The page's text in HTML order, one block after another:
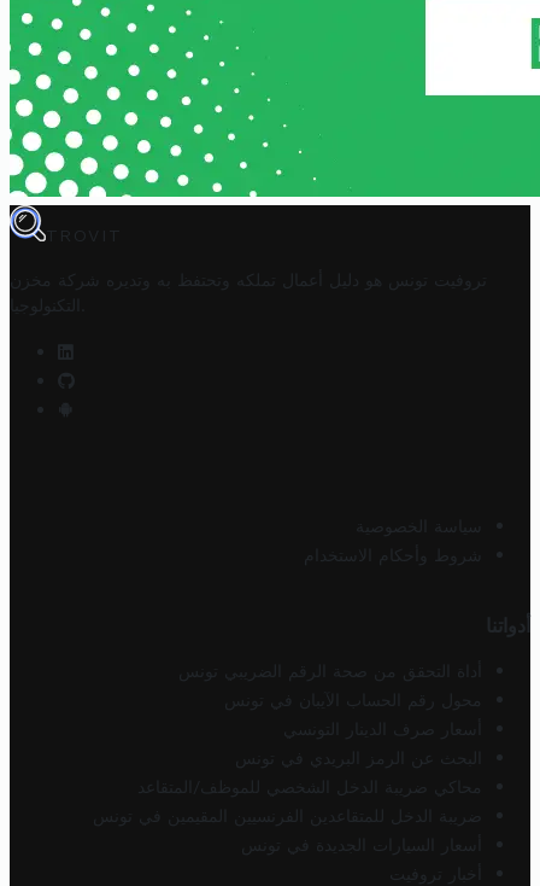
TROVIT
تروفيت تونس هو دليل أعمال تملكه وتحتفظ به وتديره
شركة مخزن
التكنولوجيا
سياسة الخصوصية
شروط وأحكام الاستخدام
أدواتنا
أداة التحقق من صحة الرقم الضريبي تونس
محول رقم الحساب الآيبان في تونس
أسعار صرف الدينار التونسي
البحث عن الرمز البريدي في تونس
محاكي ضريبة الدخل الشخصي للموظف/المتقاعد
ضريبة الدخل للمتقاعدين الفرنسيين المقيمين في تونس
أسعار السيارات الجديدة في تونس
أخبار تروفيت